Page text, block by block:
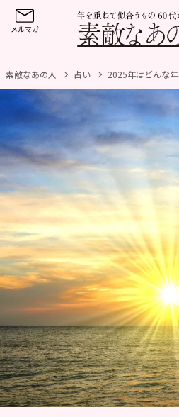
素敵なあの人 占い